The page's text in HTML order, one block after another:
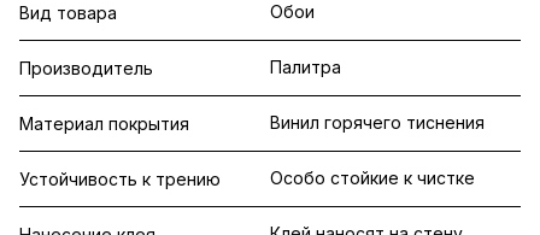
Вид товара Обои
Производитель Палитра
Материал покрытия Винил горячего тиснения
Устойчивость к трению Особо стойкие к чистке